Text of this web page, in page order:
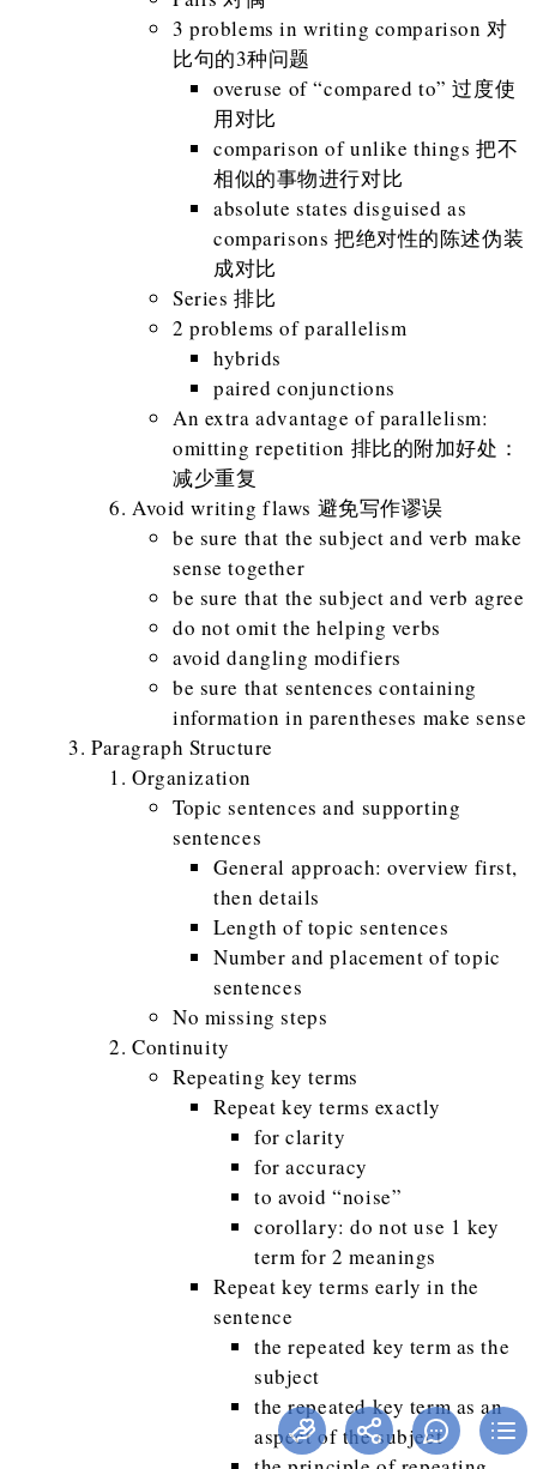
3 problems in writing comparison 对
比句的3种问题
overuse of “compared to” 过度使
用对比
comparison of unlike things 把不
相似的事物进行对比
absolute states disguised as
comparisons 把绝对性的陈述伪装
成对比
Series 排比
2 problems of parallelism
hybrids
paired conjunctions
An extra advantage of parallelism:
omitting repetition 排比的附加好处：
减少重复
Avoid writing flaws 避免写作谬误
be sure that the subject and verb make
sense together
be sure that the subject and verb agree
do not omit the helping verbs
avoid dangling modifiers
be sure that sentences containing
information in parentheses make sense
Paragraph Structure
Organization
Topic sentences and supporting
sentences
General approach: overview first,
then details
Length of topic sentences
Number and placement of topic
sentences
No missing steps
Continuity
Repeating key terms
Repeat key terms exactly
for clarity
for accuracy
to avoid “noise”
corollary: do not use 1 key
term for 2 meanings
Repeat key terms early in the
sentence
the repeated key term as the
subject
the repeated key term as an
aspect of the subject